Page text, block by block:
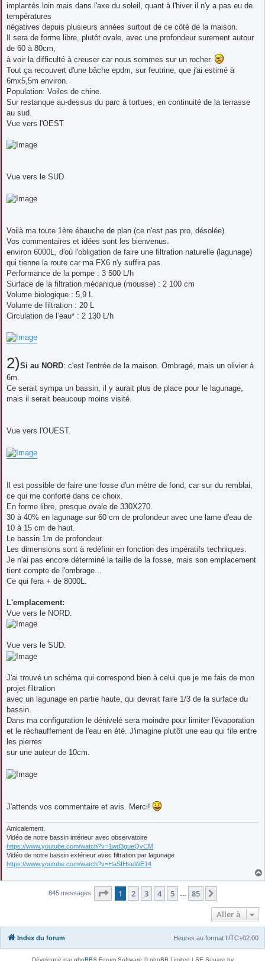
implantés loin mais dans l'axe du soleil, quant à l'hiver il n'y a pas eu de
températures
négatives depuis plusieurs années surtout de ce côté de la maison.
Il sera de forme libre, plutôt ovale, avec une profondeur surement autour
de 60 à 80cm,
à voir la difficulté à creuser car nous sommes sur un rocher.
Tout ça recouvert d'une bâche epdm, sur feutrine, que j'ai estimé à
6mx5,5m environ.
Population: Voiles de chine.
Sur restanque au-dessus du parc à tortues, en continuité de la terrasse
au sud.
Vue vers l'OEST
Vue vers le SUD
Voilà ma toute 1ère ébauche de plan (ce n'est pas pro, désolée).
Vos commentaires et idées sont les bienvenus.
environ 6000L, d'où l'obligation de faire une filtration naturelle (lagunage)
qui tienne la route car ma FX6 n'y suffira pas.
Performance de la pompe : 3 500 L/h
Surface de la filtration mécanique (mousse) : 2 100 cm
Volume biologique : 5,9 L
Volume de filtration : 20 L
Circulation de l’eau* : 2 130 L/h
2)Si au NORD: c'est l'entrée de la maison. Ombragé, mais un olivier à
6m.
Ce serait sympa un bassin, il y aurait plus de place pour le lagunage,
mais il serait beaucoup moins visité.
Vue vers l'OUEST.
Il est possible de faire une fosse d'un mètre de fond, car sur du remblai,
ce qui me conforte dans ce choix.
En forme libre, presque ovale de 330X270.
30 à 40% en lagunage sur 60 cm de profondeur avec une lame d'eau de
10 à 15 cm de haut.
Le bassin 1m de profondeur.
Les dimensions sont à redéfinir en fonction des impératifs techniques.
Je n'ai pas encore déterminé la taille de la fosse, mais son emplacement
tient compte de l'ombrage...
Ce qui fera + de 8000L.
L'emplacement:
Vue vers le NORD.
Vue vers le SUD.
J'ai trouvé un schéma qui correspond bien à celui que je me fais de mon
projet filtration
avec un lagunage en partie haute, qui devrait faire 1/3 de la surface du
bassin.
Dans ma configuration le dénivelé sera moindre pour limiter l'évaporation
et le réchauffement de l'eau en été. J'imagine plutôt une eau qui file entre
les pierres
sur une auteur de 10cm.
J'attends vos commentaire et avis. Merci!
Amicalement.
Vidéo de notre bassin intérieur avec observatoire
https://www.youtube.com/watch?v=1wd3gueQvCM
Vidéo de notre bassin extérieur avec filtration par lagunage
https://www.youtube.com/watch?v=HaSIHseWE14
845 messages Page 1sur85
1 2 3 4 5 85
Aller à
Index du forum Heures au format UTC+02:00
Développé parphpBB® Forum Software © phpBB Limited | SE Square by